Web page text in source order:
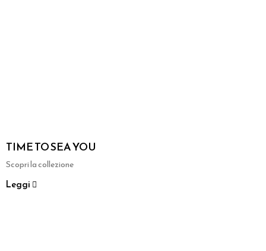
TIME TO SEA YOU
Scopri la collezione
Leggi